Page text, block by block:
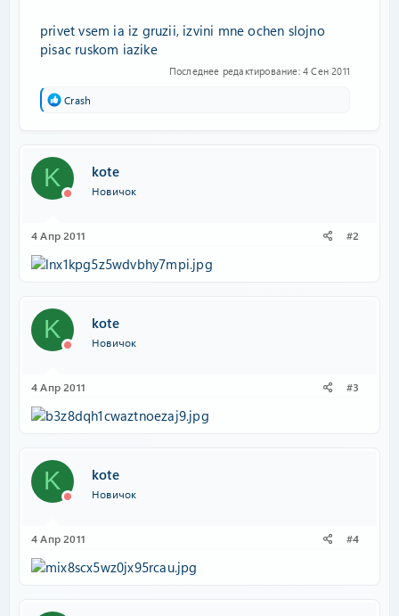
privet vsem ia iz gruzii, izvini mne ochen slojno
pisac ruskom iazike
Последнее редактирование: 4 Сен 2011
Р
и
и
:
Crash
K kote
Новичок
4 Апр 2011 #2
K kote
Новичок
4 Апр 2011 #3
K kote
Новичок
4 Апр 2011 #4